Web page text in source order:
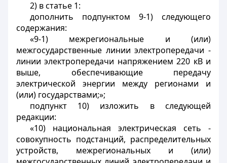
2) в статье 1:
дополнить подпунктом 9-1) следующего
содержания:
«9-1) межрегиональные и (или)
межгосударственные линии электропередачи -
линии электропередачи напряжением 220 кВ и
выше, обеспечивающие передачу
электрической энергии между регионами и
(или) государствами;»;
подпункт 10) изложить в следующей
редакции:
«10) национальная электрическая сеть -
совокупность подстанций, распределительных
устройств, межрегиональных и (или)